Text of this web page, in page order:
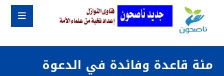
مئة قاعدة وفائدة في الدعوة